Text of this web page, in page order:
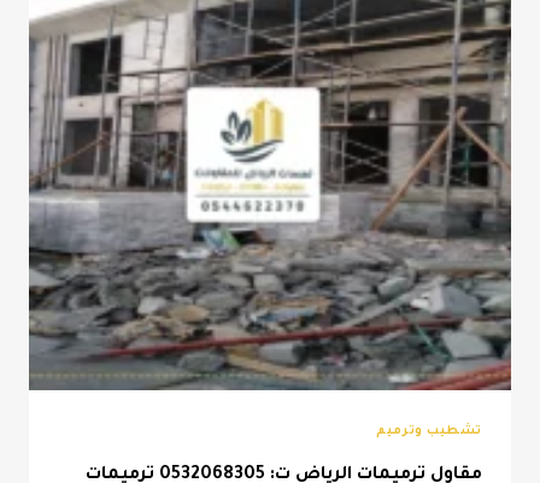
للمنازل
الرياض
تشطيب وترميم
مقاول ترميمات الرياض ت: 0532068305 ترميمات